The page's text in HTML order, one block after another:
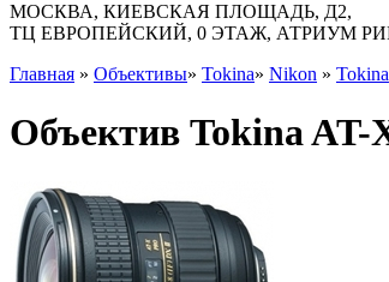
МОСКВА, КИЕВСКАЯ ПЛОЩАДЬ, Д2,
ТЦ ЕВРОПЕЙСКИЙ, 0 ЭТАЖ, АТРИУМ
Главная » Объективы» Tokina» Nikon » Tokina
Объектив Tokina